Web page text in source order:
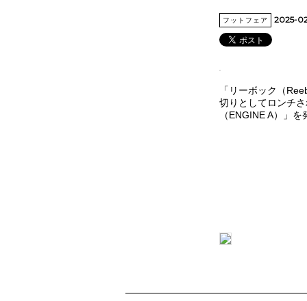
フットフェア 2025-
「リーボック（
切りとしてロンチ
（ENGINE A）」